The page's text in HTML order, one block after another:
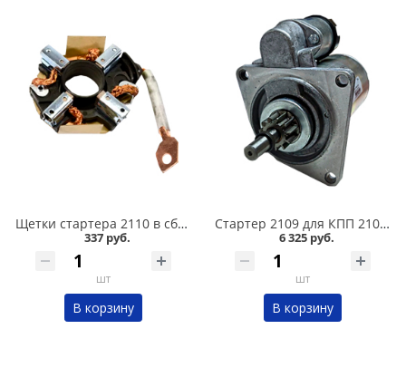
Щетки стартера 2110 в сборе нового образца в Омске
337 руб.
шт
В корзину
Стартер 2109 для КПП 21083 карбюратор и инжектор Катэк в Омске
6 325 руб.
шт
В корзину